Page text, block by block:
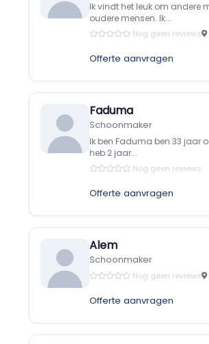
Ik vindt het leuk om andere
oudere mensen. Ik...
Nog geen reviews
Offerte aanvragen
Faduma
Schoonmaker
Ik ben Faduma ben 33 jaar
heb 2 jaar...
Nog geen reviews
Offerte aanvragen
Alem
Schoonmaker
Nog geen reviews
Offerte aanvragen